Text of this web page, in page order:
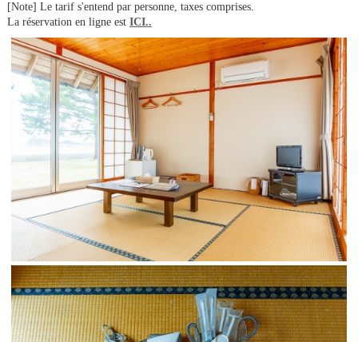
[Note] Le tarif s'entend par personne, taxes comprises.
La réservation en ligne est ICI..